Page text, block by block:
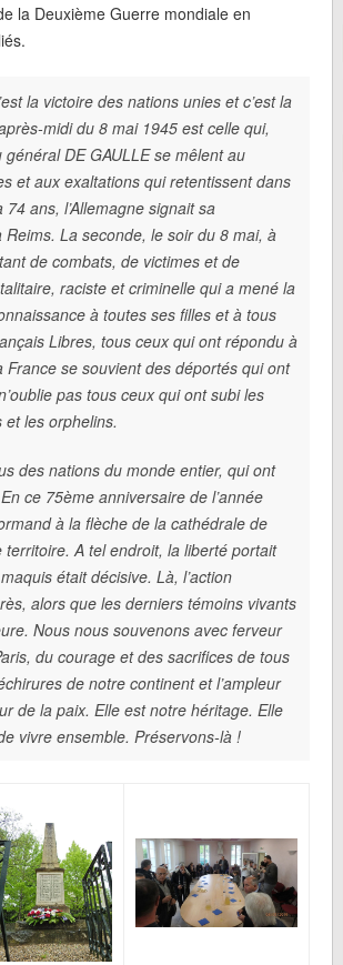
la Deuxième Guerre mondiale en
la victoire des nations unies et c’est la
midi du 8 mai 1945 est celle qui,
DE GAULLE se mêlent au
et aux exaltations qui retentissent dans
ans, l’Allemagne signait sa
La seconde, le soir du 8 mai, à
de combats, de victimes et de
raciste et criminelle qui a mené la
à toutes ses filles et à tous
Libres, tous ceux qui ont répondu à
France se souvient des déportés qui ont
pas tous ceux qui ont subi les
les orphelins.
des nations du monde entier, qui ont
ce 75ème anniversaire de l’année
à la flèche de la cathédrale de
A tel endroit, la liberté portait
était décisive. Là, l’action
alors que les derniers témoins vivants
Nous nous souvenons avec ferveur
du courage et des sacrifices de tous
de notre continent et l’ampleur
de la paix. Elle est notre héritage. Elle
vivre ensemble. Préservons-là !